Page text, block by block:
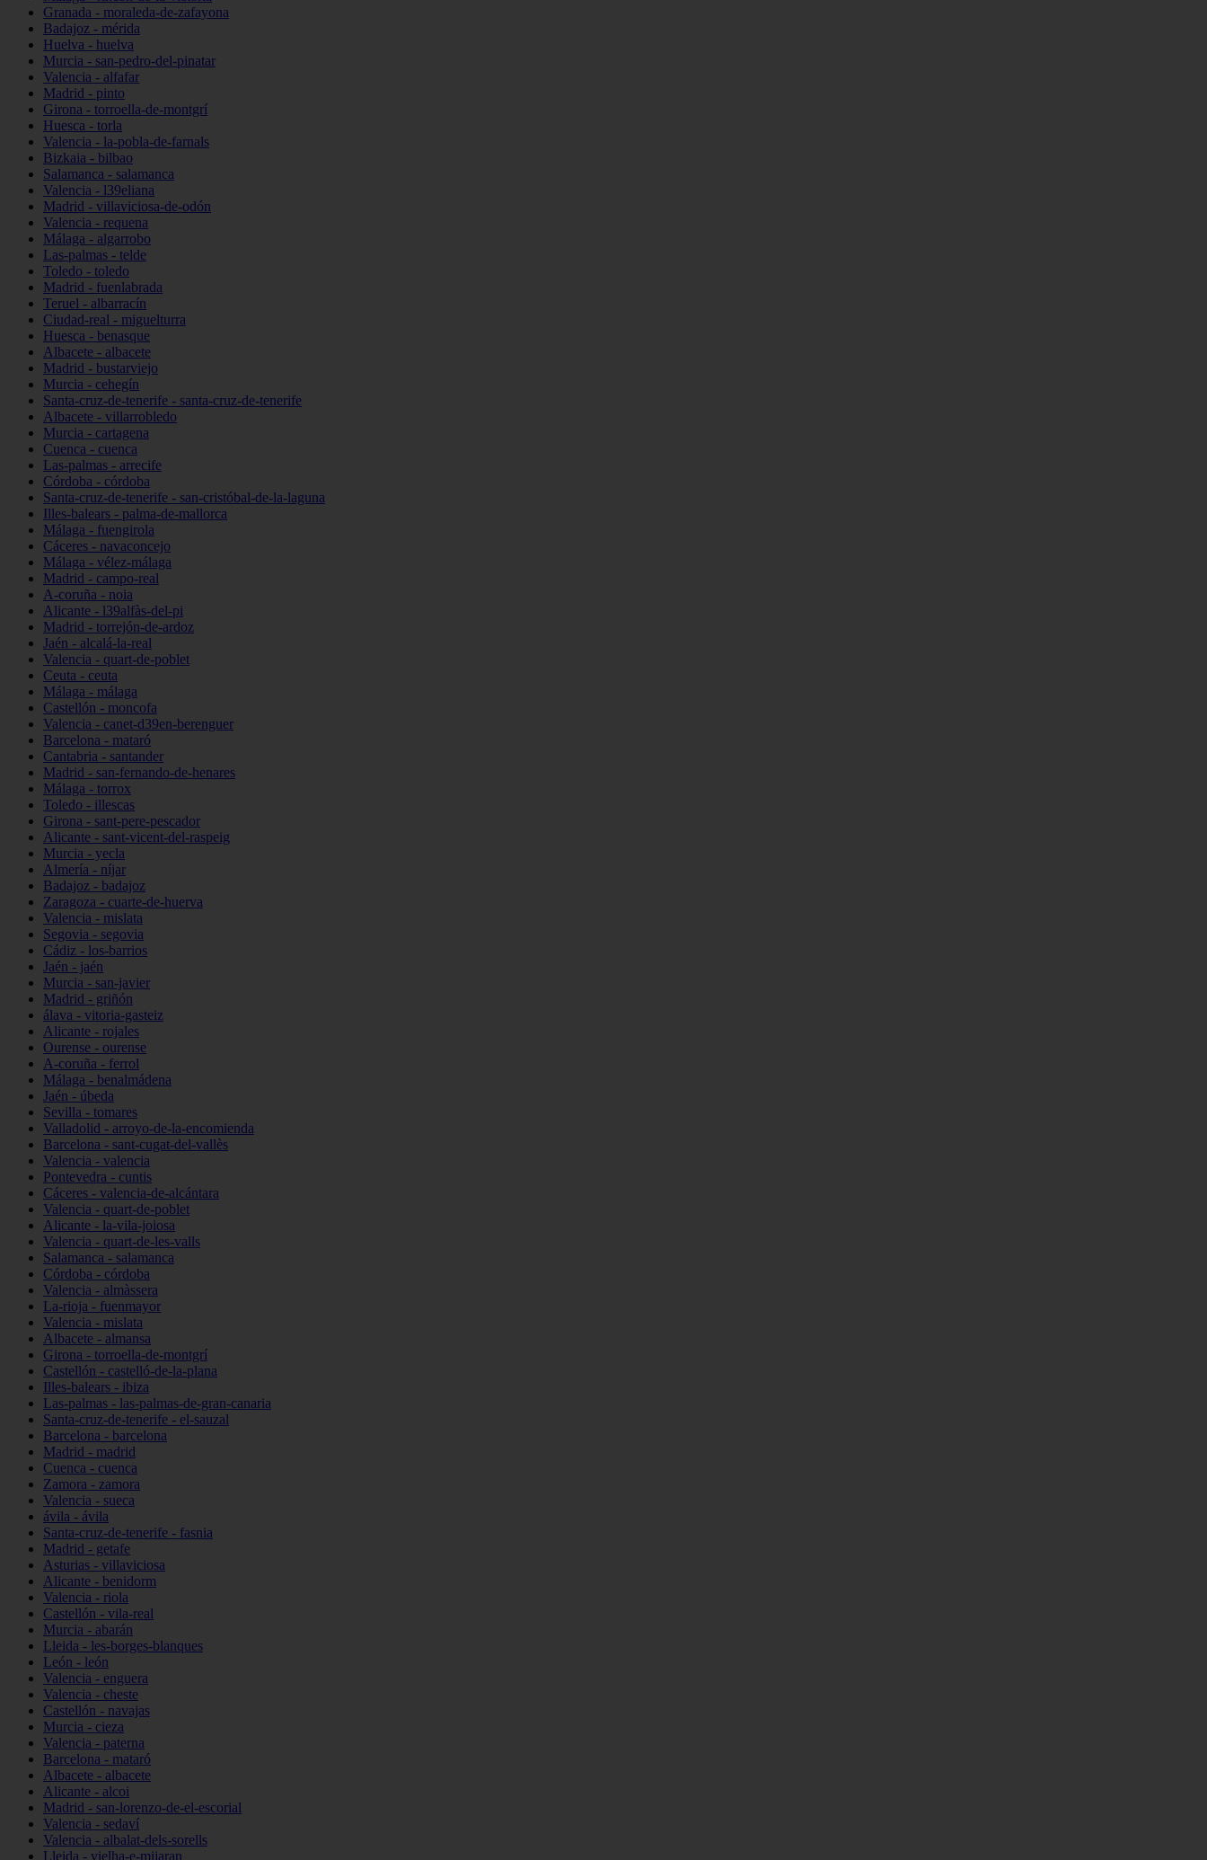
Granada - moraleda-de-zafayona
Badajoz - mérida
Huelva - huelva
Murcia - san-pedro-del-pinatar
Valencia - alfafar
Madrid - pinto
Girona - torroella-de-montgrí
Huesca - torla
Valencia - la-pobla-de-farnals
Bizkaia - bilbao
Salamanca - salamanca
Valencia - l39eliana
Madrid - villaviciosa-de-odón
Valencia - requena
Málaga - algarrobo
Las-palmas - telde
Toledo - toledo
Madrid - fuenlabrada
Teruel - albarracín
Ciudad-real - miguelturra
Huesca - benasque
Albacete - albacete
Madrid - bustarviejo
Murcia - cehegín
Santa-cruz-de-tenerife - santa-cruz-de-tenerife
Albacete - villarrobledo
Murcia - cartagena
Cuenca - cuenca
Las-palmas - arrecife
Córdoba - córdoba
Santa-cruz-de-tenerife - san-cristóbal-de-la-laguna
Illes-balears - palma-de-mallorca
Málaga - fuengirola
Cáceres - navaconcejo
Málaga - vélez-málaga
Madrid - campo-real
A-coruña - noia
Alicante - l39alfàs-del-pi
Madrid - torrejón-de-ardoz
Jaén - alcalá-la-real
Valencia - quart-de-poblet
Ceuta - ceuta
Málaga - málaga
Castellón - moncofa
Valencia - canet-d39en-berenguer
Barcelona - mataró
Cantabria - santander
Madrid - san-fernando-de-henares
Málaga - torrox
Toledo - illescas
Girona - sant-pere-pescador
Alicante - sant-vicent-del-raspeig
Murcia - yecla
Almería - níjar
Badajoz - badajoz
Zaragoza - cuarte-de-huerva
Valencia - mislata
Segovia - segovia
Cádiz - los-barrios
Jaén - jaén
Murcia - san-javier
Madrid - griñón
álava - vitoria-gasteiz
Alicante - rojales
Ourense - ourense
A-coruña - ferrol
Málaga - benalmádena
Jaén - úbeda
Sevilla - tomares
Valladolid - arroyo-de-la-encomienda
Barcelona - sant-cugat-del-vallès
Valencia - valencia
Pontevedra - cuntis
Cáceres - valencia-de-alcántara
Valencia - quart-de-poblet
Alicante - la-vila-joiosa
Valencia - quart-de-les-valls
Salamanca - salamanca
Córdoba - córdoba
Valencia - almàssera
La-rioja - fuenmayor
Valencia - mislata
Albacete - almansa
Girona - torroella-de-montgrí
Castellón - castelló-de-la-plana
Illes-balears - ibiza
Las-palmas - las-palmas-de-gran-canaria
Santa-cruz-de-tenerife - el-sauzal
Barcelona - barcelona
Madrid - madrid
Cuenca - cuenca
Zamora - zamora
Valencia - sueca
ávila - ávila
Santa-cruz-de-tenerife - fasnia
Madrid - getafe
Asturias - villaviciosa
Alicante - benidorm
Valencia - riola
Castellón - vila-real
Murcia - abarán
Lleida - les-borges-blanques
León - león
Valencia - enguera
Valencia - cheste
Castellón - navajas
Murcia - cieza
Valencia - paterna
Barcelona - mataró
Albacete - albacete
Alicante - alcoi
Madrid - san-lorenzo-de-el-escorial
Valencia - sedaví
Valencia - albalat-dels-sorells
Lleida - vielha-e-mijaran